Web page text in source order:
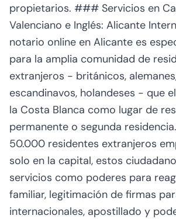
propietarios. ### Servicios en
Valenciano e Inglés: Alicante
notario online en Alicante es
para la amplia comunidad de
extranjeros - británicos,
escandinavos, holandeses - que
la Costa Blanca como lugar de
permanente o segunda
50.000 residentes extranjeros
solo en la capital, estos
servicios como poderes para
familiar, legitimación de firmas
internacionales, apostillado y